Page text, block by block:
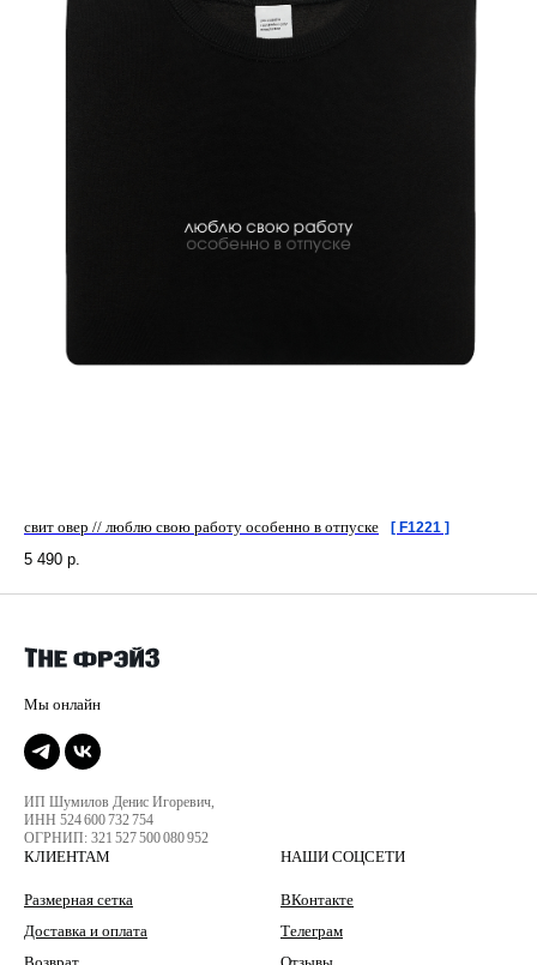
свит овер // люблю свою работу особенно в отпуске [ F1221 ]
5 490 р.
ИП Шумилов Денис Игоревич,
ИНН 524 600 732 754
ОГРНИП: 321 527 500 080 952
КЛИЕНТАМ
Размерная сетка
Доставка и оплата
НАШИ СОЦСЕТИ
ВКонтакте
Телеграм